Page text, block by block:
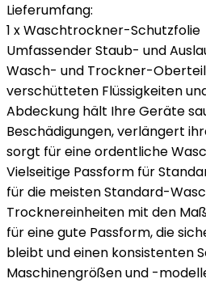
Lieferumfang:
1 x Waschtrockner-Schutzfolie
Umfassender Staub- und
Wasch- und Trockner-
verschütteten Flüssigkeiten
Abdeckung hält Ihre Geräte
Beschädigungen, verlängert
sorgt für eine ordentliche
Vielseitige Passform für
für die meisten Standard-
Trocknereinheiten mit den
für eine gute Passform, die
bleibt und einen konsistenten
Maschinengrößen und -